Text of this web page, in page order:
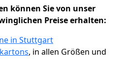
können Sie von unser
Preise erhalten:
in Stuttgart
, in allen Größen und